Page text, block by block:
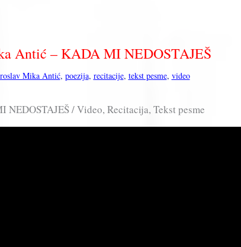
Antić – KADA MI NEDOSTAJEŠ
Mika Antić, poezija, recitacije, tekst pesme, video
/ Video, Recitacija, Tekst pesme